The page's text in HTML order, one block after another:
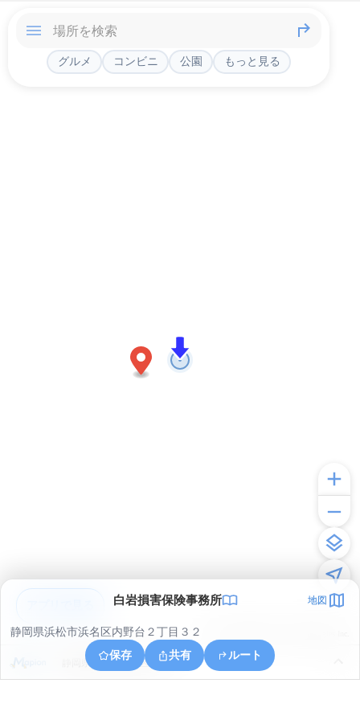
グルメ コンビニ 公園 もっと見る
白岩損害保険事務所 地図
静岡県浜松市浜名区内野台２丁目３２
保存
共有 ルート
静岡県浜松市浜名区小松